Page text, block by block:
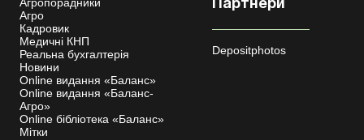
Агропорадники
Агро
Кадровик
Медичні КНП
Реальна бухгалтерія
Новини
Online видання «Баланс»
Online видання «Баланс-
Агро»
Online бібліотека «Баланс»
Мітки
Партнери
Depositphotos